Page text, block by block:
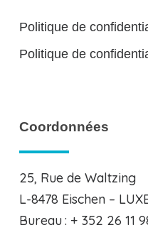
Politique de
Politique de
Coordonnées
25, Rue de Waltzing
L-8478 Eischen –
Bureau : + 352 26 11